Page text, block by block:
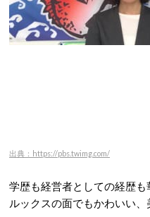
出典：https://pbs.twimg.com/
学歴も経営者としての経歴も
ルックスの面でもかわいい、